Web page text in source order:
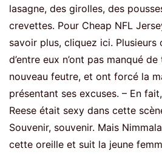
lasagne, des girolles, des
crevettes. Pour Cheap NFL
savoir plus, cliquez ici. Plusieurs
d’entre eux n’ont pas manqué
nouveau feutre, et ont forcé la
présentant ses excuses. – En
Reese était sexy dans cette
Souvenir, souvenir. Mais
cette oreille et suit la jeune